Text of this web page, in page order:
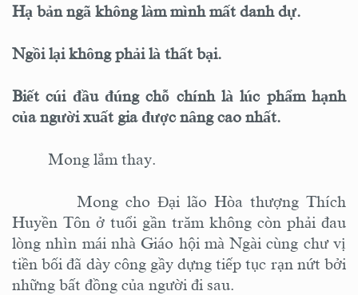
Hạ bản ngã không làm mình mất danh dự.
Ngồi lại không phải là thất bại.
Biết cúi đầu đúng chỗ chính là lúc phẩm hạnh
của người xuất gia được nâng cao nhất.
Mong lắm thay.
Mong cho Đại lão Hòa thượng Thích
Huyền Tôn ở tuổi gần trăm không còn phải đau
lòng nhìn mái nhà Giáo hội mà Ngài cùng chư vị
tiền bối đã dày công gầy dựng tiếp tục rạn nứt bởi
những bất đồng của người đi sau.